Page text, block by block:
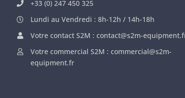
+33 (0) 247 450 325
Lundi au Vendredi : 8h-12h / 14h-18h
Votre contact S2M : contact@s2m-
Votre commercial S2M : commercial@s2m-
equipment.fr